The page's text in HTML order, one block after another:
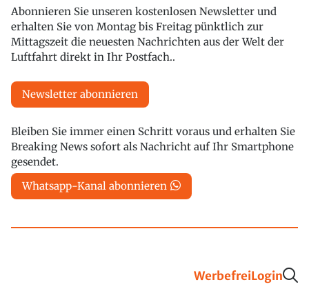
Abonnieren Sie unseren kostenlosen Newsletter und
erhalten Sie von Montag bis Freitag pünktlich zur
Mittagszeit die neuesten Nachrichten aus der Welt der
Luftfahrt direkt in Ihr Postfach..
Newsletter abonnieren
Bleiben Sie immer einen Schritt voraus und erhalten Sie
Breaking News sofort als Nachricht auf Ihr Smartphone
gesendet.
Whatsapp-Kanal abonnieren
WerbefreiLogin